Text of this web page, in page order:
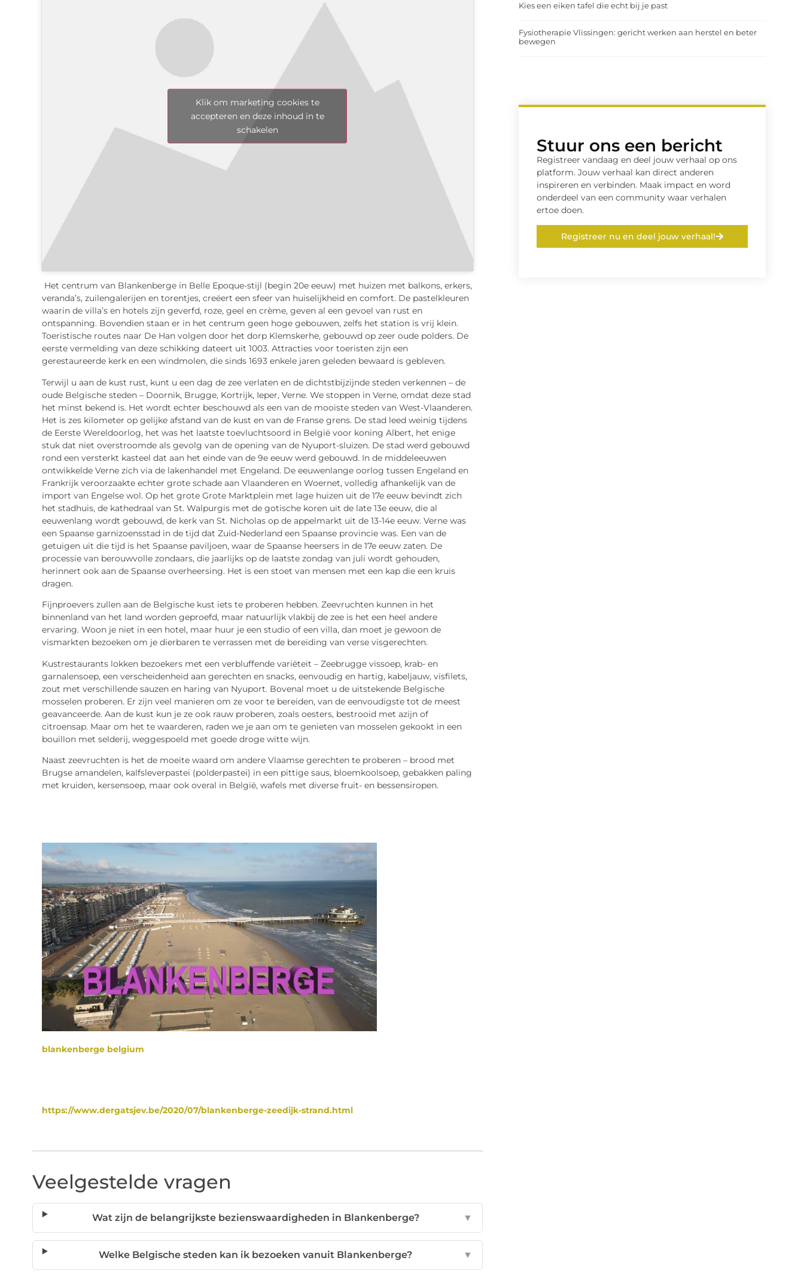
Klik om marketing cookies te
accepteren en deze inhoud in te
schakelen
Het centrum van Blankenberge in Belle Epoque-stijl (begin 20e eeuw) met huizen met balkons, erkers,
veranda’s, zuilengalerijen en torentjes, creëert een sfeer van huiselijkheid en comfort. De pastelkleuren
waarin de villa’s en hotels zijn geverfd, roze, geel en crème, geven al een gevoel van rust en
ontspanning. Bovendien staan ​​er in het centrum geen hoge gebouwen, zelfs het station is vrij klein.
Toeristische routes naar De Han volgen door het dorp Klemskerhe, gebouwd op zeer oude polders. De
eerste vermelding van deze schikking dateert uit 1003. Attracties voor toeristen zijn een
gerestaureerde kerk en een windmolen, die sinds 1693 enkele jaren geleden bewaard is gebleven.
Terwijl u aan de kust rust, kunt u een dag de zee verlaten en de dichtstbijzijnde steden verkennen – de
oude Belgische steden – Doornik, Brugge, Kortrijk, Ieper, Verne. We stoppen in Verne, omdat deze stad
het minst bekend is. Het wordt echter beschouwd als een van de mooiste steden van West-Vlaanderen.
Het is zes kilometer op gelijke afstand van de kust en van de Franse grens. De stad leed weinig tijdens
de Eerste Wereldoorlog, het was het laatste toevluchtsoord in België voor koning Albert, het enige
stuk dat niet overstroomde als gevolg van de opening van de Nyuport-sluizen. De stad werd gebouwd
rond een versterkt kasteel dat aan het einde van de 9e eeuw werd gebouwd. In de middeleeuwen
ontwikkelde Verne zich via de lakenhandel met Engeland. De eeuwenlange oorlog tussen Engeland en
Frankrijk veroorzaakte echter grote schade aan Vlaanderen en Woernet, volledig afhankelijk van de
import van Engelse wol. Op het grote Grote Marktplein met lage huizen uit de 17e eeuw bevindt zich
het stadhuis, de kathedraal van St. Walpurgis met de gotische koren uit de late 13e eeuw, die al
eeuwenlang wordt gebouwd, de kerk van St. Nicholas op de appelmarkt uit de 13-14e eeuw. Verne was
een Spaanse garnizoensstad in de tijd dat Zuid-Nederland een Spaanse provincie was. Een van de
getuigen uit die tijd is het Spaanse paviljoen, waar de Spaanse heersers in de 17e eeuw zaten. De
processie van berouwvolle zondaars, die jaarlijks op de laatste zondag van juli wordt gehouden,
herinnert ook aan de Spaanse overheersing. Het is een stoet van mensen met een kap die een kruis
dragen.
Fijnproevers zullen aan de Belgische kust iets te proberen hebben. Zeevruchten kunnen in het
binnenland van het land worden geproefd, maar natuurlijk vlakbij de zee is het een heel andere
ervaring. Woon je niet in een hotel, maar huur je een studio of een villa, dan moet je gewoon de
vismarkten bezoeken om je dierbaren te verrassen met de bereiding van verse visgerechten.
Kustrestaurants lokken bezoekers met een verbluffende variëteit – Zeebrugge vissoep, krab- en
garnalensoep, een verscheidenheid aan gerechten en snacks, eenvoudig en hartig, kabeljauw, visfilets,
zout met verschillende sauzen en haring van Nyuport. Bovenal moet u de uitstekende Belgische
mosselen proberen. Er zijn veel manieren om ze voor te bereiden, van de eenvoudigste tot de meest
geavanceerde. Aan de kust kun je ze ook rauw proberen, zoals oesters, bestrooid met azijn of
citroensap. Maar om het te waarderen, raden we je aan om te genieten van mosselen gekookt in een
bouillon met selderij, weggespoeld met goede droge witte wijn.
Naast zeevruchten is het de moeite waard om andere Vlaamse gerechten te proberen – brood met
Brugse amandelen, kalfsleverpastei (polderpastei) in een pittige saus, bloemkoolsoep, gebakken paling
met kruiden, kersensoep, maar ook overal in België, wafels met diverse fruit- en bessensiropen.
blankenberge belgium
https://www.dergatsjev.be/2020/07/blankenberge-zeedijk-strand.html
Veelgestelde vragen
Wat zijn de belangrijkste bezienswaardigheden in Blankenberge? ▼
Welke Belgische steden kan ik bezoeken vanuit Blankenberge? ▼
Kies een eiken tafel die echt bij je past
Fysiotherapie Vlissingen: gericht werken aan herstel en beter
bewegen
Stuur ons een bericht
Registreer vandaag en deel jouw verhaal op ons
platform. Jouw verhaal kan direct anderen
inspireren en verbinden. Maak impact en word
onderdeel van een community waar verhalen
ertoe doen.
Registreer nu en deel jouw verhaal!